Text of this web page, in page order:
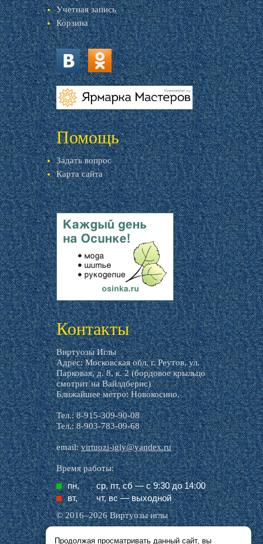
Учетная запись
Корзина
vk.com ok.ru
livemaster.ru
Помощь
Задать вопрос
Карта сайта
livemaster.ru
Контакты
Виртуозы Иглы
Адрес: Московская обл, г. Реутов, ул.
Парковая, д. 8, к. 2 (бордовое крыльцо
смотрит на Вайлдберис)
Ближайшее метро: Новокосино.
Тел.: 8-915-309-90-08
Тел.: 8-903-783-09-68
email:virtuozi-igly@yandex.ru
Время работы:
пн,
ср, пт, cб — с 9:30 до 14:00
вт,
чт, вс — выходной
© 2016–2026 Виртуозы иглы
Все названия производителей, символика и
Продолжая просматривать данный сайт, вы